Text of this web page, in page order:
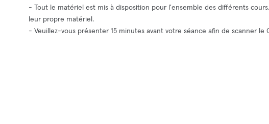
- Tout le matériel est mis à disposition pour l'ensemble des différents
leur propre matériel.
- Veuillez-vous présenter 15 minutes avant votre séance afin de scanner le